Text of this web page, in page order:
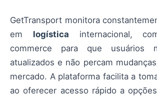
GetTransport monitora
em logística internacional,
commerce para que usuários
atualizados e não percam
mercado. A plataforma facilita a
ao oferecer acesso rápido a